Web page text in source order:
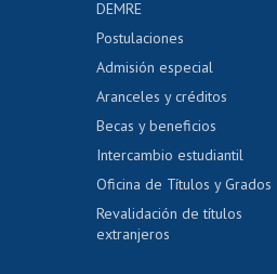
Servicio médico y dental
Pago de arancel y
Pago de arancel y
Certificado de títulos y
Mi Uchile
DEMRE
Postulaciones
Admisión especial
Aranceles y créditos
Becas y beneficios
Intercambio estudiantil
Oficina de Títulos y Grados
Revalidación de títulos
extranjeros